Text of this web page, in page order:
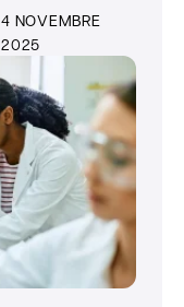
4 NOVEMBRE
2025